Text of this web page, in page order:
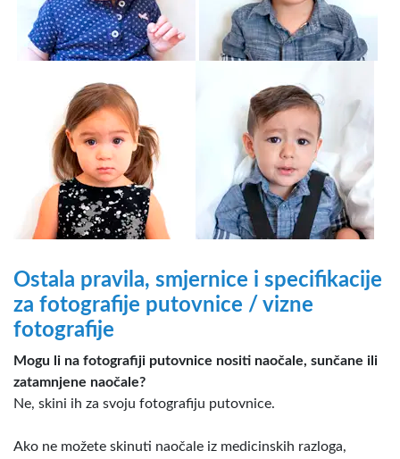
Ostala pravila, smjernice i specifikacije
za fotografije putovnice / vizne
fotografije
Mogu li na fotografiji putovnice nositi naočale, sunčane ili
zatamnjene naočale?
Ne, skini ih za svoju fotografiju putovnice.
Ako ne možete skinuti naočale iz medicinskih razloga,